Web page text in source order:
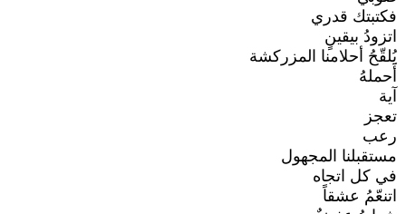
فكتبتك قدري
اتزودُ بيقينٍ
يُلقّحُ أحلامنا المزركشة
أَحملهُ
آية
تعجز
رعب
مستقبلنا المجهول
في كل اتجاه
اتنعّمُ عشقاً